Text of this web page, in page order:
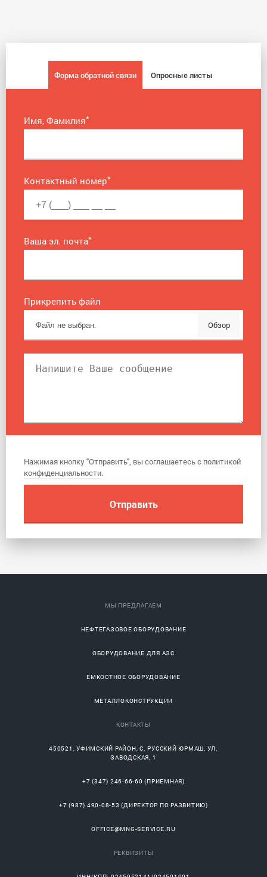
Форма обратной связи Опросные листы
Имя, Фамилия*
Контактный номер*
Ваша эл. почта*
Прикрепить файл
Обзор
Нажимая кнопку "Отправить", вы соглашаетесь с политикой
конфиденциальности.
МЫ ПРЕДЛАГАЕМ
НЕФТЕГАЗОВОЕ ОБОРУДОВАНИЕ
ОБОРУДОВАНИЕ ДЛЯ АЗС
ЕМКОСТНОЕ ОБОРУДОВАНИЕ
МЕТАЛЛОКОНСТРУКЦИИ
КОНТАКТЫ
450521 ,УФИМСКИЙ РАЙОН, С.РУССКИЙ ЮРМАШ, УЛ.
ЗАВОДСКАЯ, 1
+7 (347) 246-66-60 (ПРИЕМНАЯ)
+7 (987) 490-08-53 (ДИРЕКТОР ПО РАЗВИТИЮ)
OFFICE@MNG-SERVICE.RU
РЕКВИЗИТЫ